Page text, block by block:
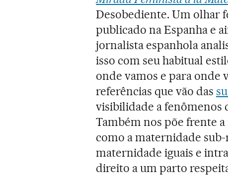
Desobediente. Um olhar
publicado na Espanha e
jornalista espanhola
isso com seu habitual
onde vamos e para onde
referências que vão das
visibilidade a fenômenos
Também nos põe frente
como a maternidade
maternidade iguais e
direito a um parto